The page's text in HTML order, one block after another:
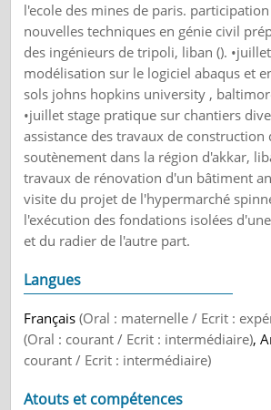
l'ecole des mines de paris.
nouvelles techniques en génie civil
des ingénieurs de tripoli, liban ().
modélisation sur le logiciel abaqus et
sols johns hopkins university ,
•juillet stage pratique sur chantiers
assistance des travaux de construction
soutènement dans la région d'akkar,
travaux de rénovation d'un bâtiment
visite du projet de l'hypermarché
l'exécution des fondations isolées
et du radier de l'autre part.
Langues
Français(Oral : maternelle / Ecrit :
(Oral : courant / Ecrit : intermédiaire),
courant / Ecrit : intermédiaire)
Atouts et compétences